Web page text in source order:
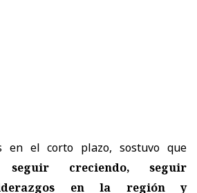
en el corto plazo, sostuvo que
seguir creciendo, seguir
en la región y